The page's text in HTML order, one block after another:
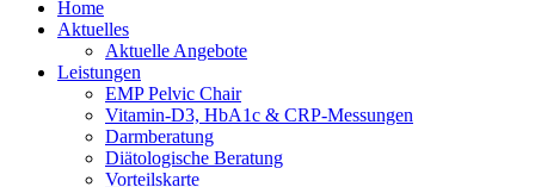
Home
Aktuelles
Aktuelle Angebote
Leistungen
EMP Pelvic Chair
Vitamin-D3, HbA1c & CRP-Messungen
Darmberatung
Diätologische Beratung
Vorteilskarte